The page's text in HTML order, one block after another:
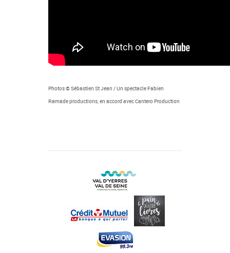
Photos © Sébastien St Jean / Un spectacle Fabien
Ramade productions, en accord avec Cantero Production